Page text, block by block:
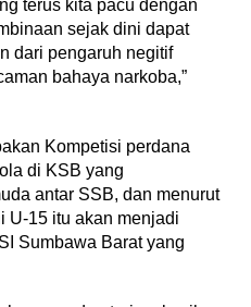
terus kita pacu dengan
sejak dini dapat
dari pengaruh negitif
bahaya narkoba,”
Kompetisi perdana
di KSB yang
antar SSB, dan menurut
U-15 itu akan menjadi
Sumbawa Barat yang